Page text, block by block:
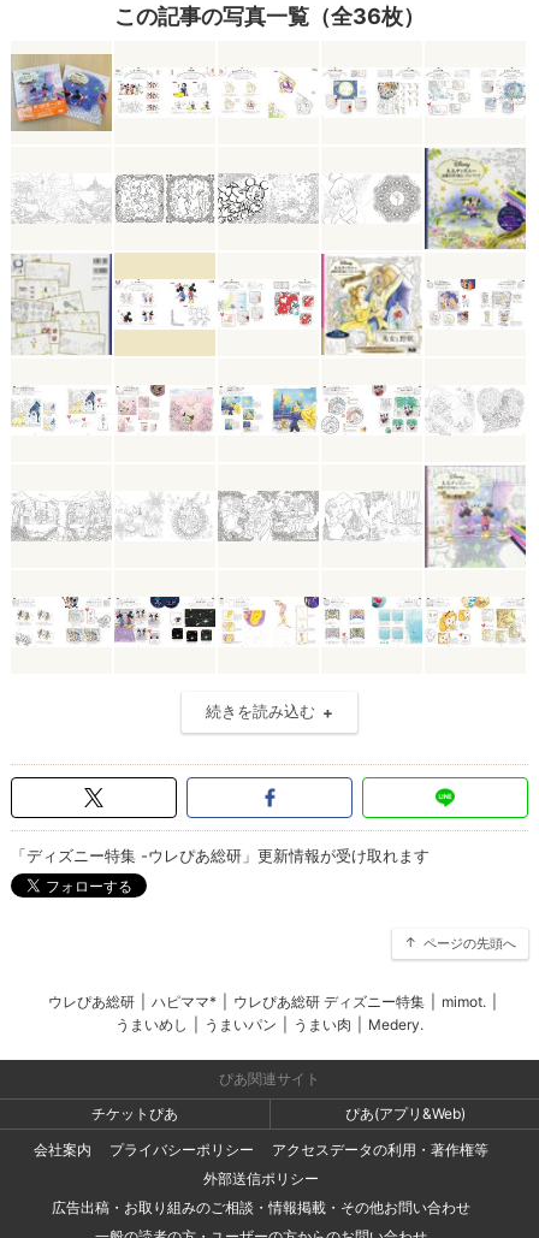
この記事の写真一覧（全36枚）
続きを読み込む
「ディズニー特集 -ウレぴあ総研」更新情報が受け取れます
ページの先頭へ
ウレぴあ総研 ハピママ* ウレぴあ総研 ディズニー特集 mimot.
うまいめし
うまいパン うまい肉 Medery.
ぴあ関連サイト
チケットぴあ
ぴあ(アプリ&Web)
会社案内
プライバシーポリシー
アクセスデータの利用・著作権等
外部送信ポリシー
広告出稿・お取り組みのご相談・情報掲載・その他お問い合わせ